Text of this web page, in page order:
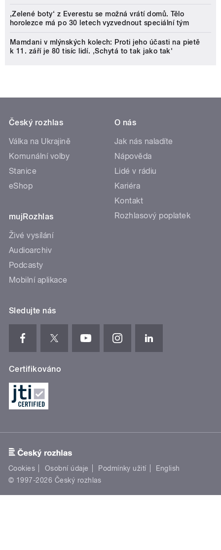
‚Zelené boty‘ z Everestu se možná vrátí domů. Tělo
horolezce má po 30 letech vyzvednout speciální tým
Mamdani v mlýnských kolech: Proti jeho účasti na pietě
k 11. září je 80 tisíc lidí. ‚Schytá to tak jako tak'
Český rozhlas
Válka na Ukrajině
Komunální volby
Stanice
eShop
mujRozhlas
Živé vysílání
Audioarchiv
Podcasty
Mobilní aplikace
O nás
Jak nás naladíte
Nápověda
Lidé v rádiu
Kariéra
Kontakt
Rozhlasový poplatek
Sledujte nás
Certifikováno
Cookies Osobní údaje Podmínky užití
English
© 1997-2026 Český rozhlas